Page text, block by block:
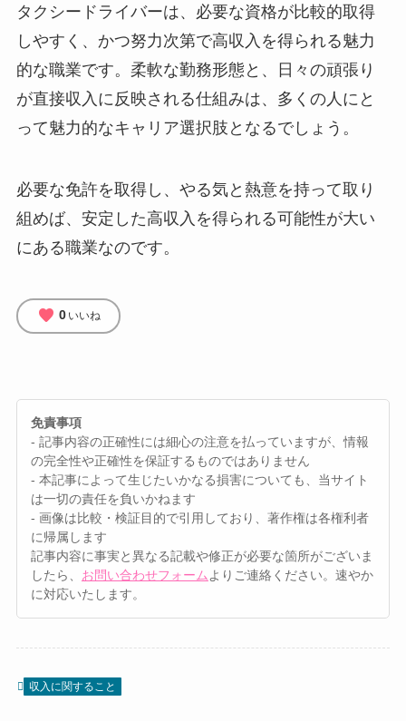
タクシードライバーは、必要な資格が比較的取得
しやすく、かつ努力次第で高収入を得られる魅力
的な職業です。柔軟な勤務形態と、日々の頑張り
が直接収入に反映される仕組みは、多くの人にと
って魅力的なキャリア選択肢となるでしょう。
必要な免許を取得し、やる気と熱意を持って取り
組めば、安定した高収入を得られる可能性が大い
にある職業なのです。
favorite 0 いいね
免責事項
- 記事内容の正確性には細心の注意を払っていますが、情報
の完全性や正確性を保証するものではありません
- 本記事によって生じたいかなる損害についても、当サイト
は一切の責任を負いかねます
- 画像は比較・検証目的で引用しており、著作権は各権利者
に帰属します
記事内容に事実と異なる記載や修正が必要な箇所がございま
したら、 お問い合わせフォーム よりご連絡ください。速やか
に対応いたします。
収入に関すること